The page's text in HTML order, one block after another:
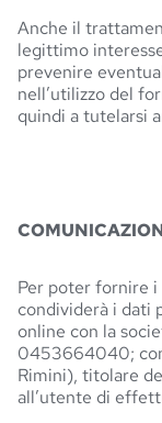
Anche il
legittimo
prevenire
nell’utilizzo del
quindi a tutelarsi
Per poter fornire
condividerà i dati
online con la
0453664040;
Rimini), titolare
all’utente di